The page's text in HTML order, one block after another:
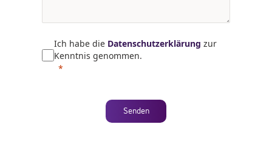
Ich habe die Datenschutzerklärung zur
Kenntnis genommen.
Senden